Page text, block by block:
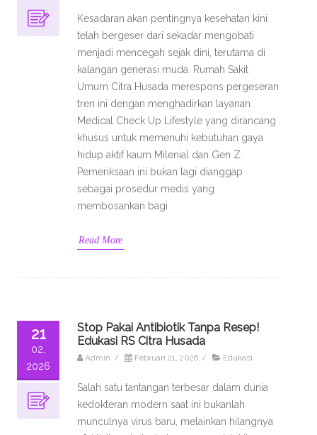
Kesadaran akan pentingnya kesehatan kini
telah bergeser dari sekadar mengobati
menjadi mencegah sejak dini, terutama di
kalangan generasi muda. Rumah Sakit
Umum Citra Husada merespons pergeseran
tren ini dengan menghadirkan layanan
Medical Check Up Lifestyle yang dirancang
khusus untuk memenuhi kebutuhan gaya
hidup aktif kaum Milenial dan Gen Z.
Pemeriksaan ini bukan lagi dianggap
sebagai prosedur medis yang
membosankan bagi
Read More
21
02,
2026
Stop Pakai Antibiotik Tanpa Resep!
Edukasi RS Citra Husada
Admin / Februari 21, 2026 / Edukasi
Salah satu tantangan terbesar dalam dunia
kedokteran modern saat ini bukanlah
munculnya virus baru, melainkan hilangnya